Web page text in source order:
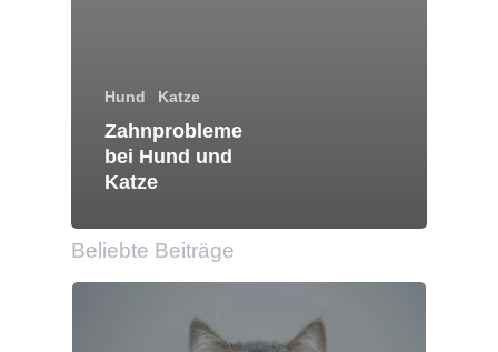
Hund Katze
Zahnprobleme
bei Hund und
Katze
Beliebte Beiträge